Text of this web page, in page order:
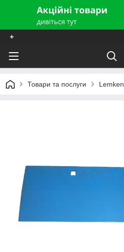
+
Товари та послуги Lemken